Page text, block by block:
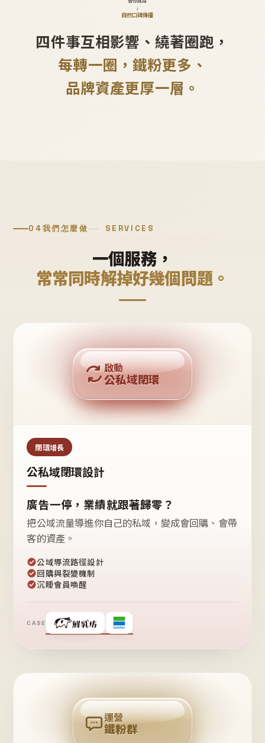
↓
自然口碑傳播
四件事互相影響、繞著圈跑，
每轉一圈，鐵粉更多、
品牌資產更厚一層。
04我們怎麼做 SERVICES
一個服務，
常常同時解掉好幾個問題。
公域流量
私域鐵粉
回購複利
啟動
公私域閉環
閉環增長
公私域閉環設計
廣告一停，業績就跟著歸零？
把公域流量導進你自己的私域，變成會回購、會帶
客的資產。
公域導流路徑設計
回購與裂變機制
沉睡會員喚醒
CASE
❤
粉
回
購
運營
鐵粉群